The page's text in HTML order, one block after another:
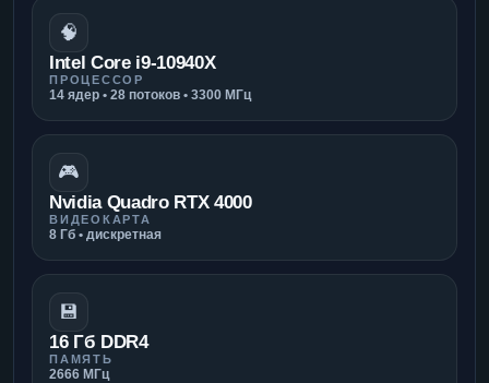
🧠
Intel Core i9-10940X
ПРОЦЕССОР
14 ядер • 28 потоков • 3300 МГц
🎮
Nvidia Quadro RTX 4000
ВИДЕОКАРТА
8 Гб • дискретная
💾
16 Гб DDR4
ПАМЯТЬ
2666 МГц